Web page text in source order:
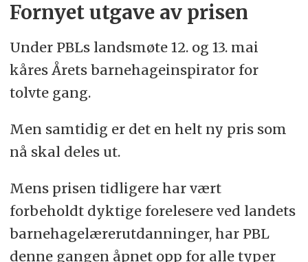
Fornyet utgave av prisen
Under PBLs landsmøte 12. og 13. mai
kåres Årets barnehageinspirator for
tolvte gang.
Men samtidig er det en helt ny pris som
nå skal deles ut.
Mens prisen tidligere har vært
forbeholdt dyktige forelesere ved landets
barnehagelærerutdanninger, har PBL
denne gangen åpnet opp for alle typer